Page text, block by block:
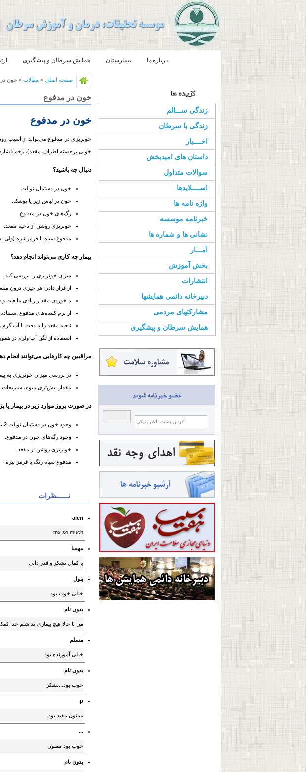
درباره ما بیمارستان همایش سرطان و پیشگیری
صفحه اصلی > مقالات > خون
خون در مدفوع
خون در مدفوع
خونریزی در مدفوع می‌‌‌تواند از آسیب
خونی برجسته اطراف مقعد)، زخم فشاری
دنبال چه باشید؟
خون در دستمال توالت.
خون در لباس زیر یا پوشک.
رگ‌‌‌های خون در مدفوع.
خونریزی روشن از ناحیه مقعد.
مدفوع سیاه یا قرمز تیره (ولی
بیمار چه کاری می‌‌‌تواند انجام دهد؟
میزان خونریزی را بررسی کند.
از قرار دادن هر چیزی درون
با خوردن مقدار زیادی مایعات و
از نرم کننده‌‌‌های مدفوع استفاده
ناحیه مقعد را با دقت با آب
استفاده از لگن آب ولرم در
مراقبین چه کارهایی می‌‌‌توانند انجام
در بررسی میزان خونریزی به
مقدار بیش‌تری میوه، سبزیجات و
در صورت بروز موارد زیر در بیمار
وجود خون در دستمال توالت 2 بار یا بیش‌تر.
وجود رگه‌‌‌های خون در مدفوع.
خونریزی روشن از مقعد.
مدفوع سیاه رنگ یا قرمز تیره.
نــــــظرات
alen
tnx so much
مهسا
با کمال تشکر و قدر دانی
بتول
خیلی خوب بود
بدون نام
من تا حالا هیچ بیماری نداشتم خدا
مسلم
خیلی آموزنده بود
بدون نام
خوب بود...تشکر
p
ممنون مفیذ بود.
...
خوب بود ممنون
بدون نام
زندگی ســـالم
زندگی با سرطان
اخــــبار
داستان های امیدبخش
سوالات متداول
اســــلایدها
واژه نامه ها
خبرنامه موسسه
نشانی ها و شماره ها
آمـــار
بخش آموزش
انتشارات
دبیرخانه دائمی همایشها
مشارکتهای مردمی
همایش سرطان و پیشگیری